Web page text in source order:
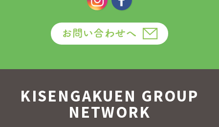
KISENGAKUEN GROUP
NETWORK